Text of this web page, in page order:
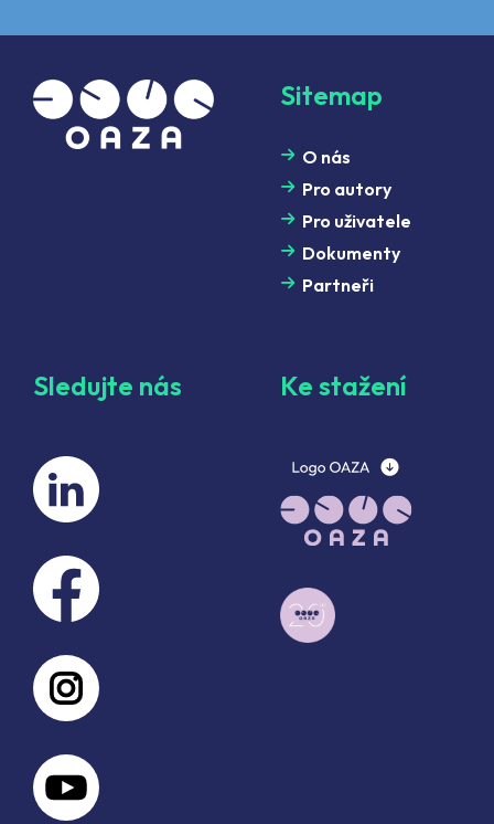
Sitemap
O nás
Pro autory
Pro uživatele
Dokumenty
Partneři
Sledujte nás Ke stažení